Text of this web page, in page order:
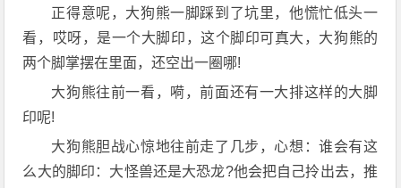
正得意呢，大狗熊一脚踩到了坑里，他慌忙低头一
看，哎呀，是一个大脚印，这个脚印可真大，大狗熊的
两个脚掌摆在里面，还空出一圈哪!
大狗熊往前一看，嗬，前面还有一大排这样的大脚
印呢!
大狗熊胆战心惊地往前走了几步，心想：谁会有这
么大的脚印：大怪兽还是大恐龙?他会把自己拎出去，推